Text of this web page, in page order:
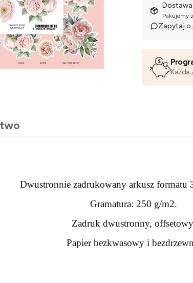
Dostawa
Pakujemy
Zapytaj o
Każda
Dwustronnie zadrukowany arkusz formatu
Gramatura: 250 g/m2.
Zadruk dwustronny,
Papier bezkwasowy i